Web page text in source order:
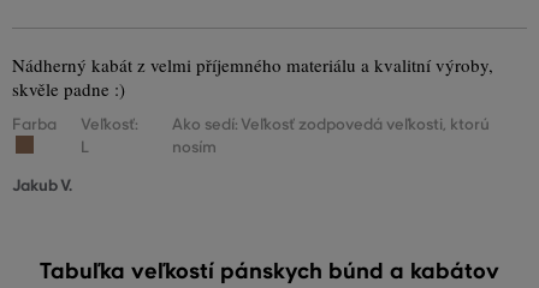
Nádherný kabát z velmi příjemného materiálu a kvalitní výroby,
skvěle padne :)
Farba
Veľkosť:
L
Ako sedí: Veľkosť zodpovedá veľkosti, ktorú
nosím
Jakub V.
Tabuľka veľkostí pánskych búnd a kabátov